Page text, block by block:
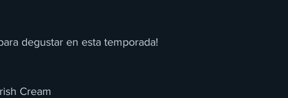
degustar en esta temporada!
Cream